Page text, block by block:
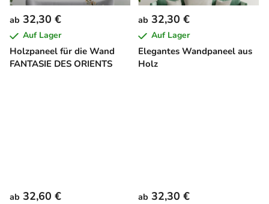
Holzpaneel für die Wand
FANTASIE DES ORIENTS
ab 32,30 €
Auf Lager
Elegantes Wandpaneel aus
Holz
ab 32,30 €
Auf Lager
ab 32,60 € ab 32,30 €